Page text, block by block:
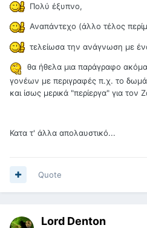
Πολύ έξυπνο,
Αναπάντεχο (άλλο τέλος
τελείωσα την ανάγνωση με
θα ήθελα μια παράγραφο
γονέων με περιγραφές π.χ. το
και ίσως μερικά "περίεργα" για τον
Κατα τ' άλλα απολαυστικό...
Quote
Lord Denton